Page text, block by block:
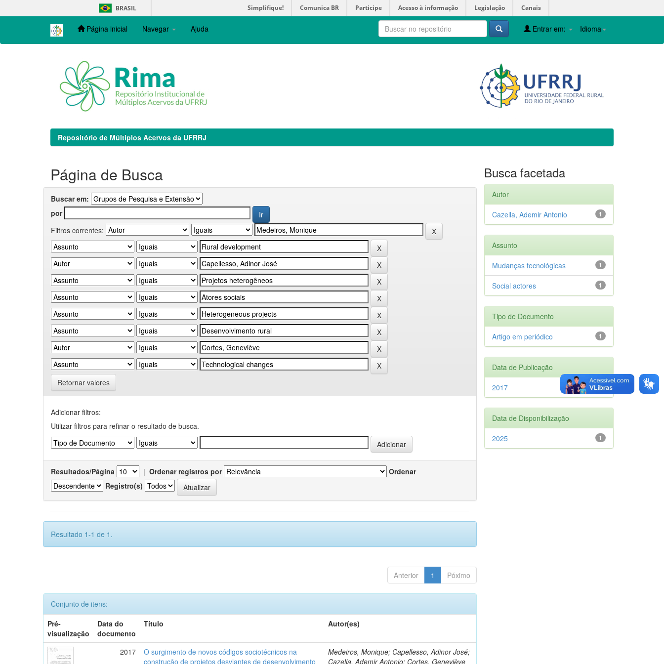
navigation
BRASIL Simplifique! Comunica BR Participe Acesso à informação Legislação Canais
Página inicial Navegar Ajuda Idioma
Entrar em:
Repositório de Múltiplos Acervos da UFRRJ
Página de Busca
Buscar em:
por
Filtros correntes:
Retornar valores
Adicionar filtros:
Utilizar filtros para refinar o resultado de busca.
Resultados/Página | Ordenar registros por
Ordenar
Registro(s)
Resultado 1-1 de 1.
Anterior 1 Póximo
Conjunto de itens:
Pré-
visualização
Data do
documento
Título Autor(es)
2017
O surgimento de novos códigos sociotécnicos na
construção de projetos desviantes de desenvolvimento
Medeiros, Monique; Capellesso, Adinor José;
Cazella, Ademir Antonio; Cortes, Geneviève
Busca facetada
Autor
1
Cazella, Ademir Antonio
Assunto
1
Mudanças tecnológicas
1
Social actores
Tipo de Documento
1
Artigo em periódico
Data de Publicação
1
2017
Data de Disponibilização
1
2025